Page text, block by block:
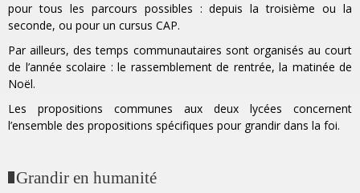
pour tous les parcours possibles : depuis la troisième ou la
seconde, ou pour un cursus CAP.
Par ailleurs, des temps communautaires sont organisés au court
de l’année scolaire : le rassemblement de rentrée, la matinée de
Noël.
Les propositions communes aux deux lycées concernent
l’ensemble des propositions spécifiques pour grandir dans la foi.
Grandir en humanité